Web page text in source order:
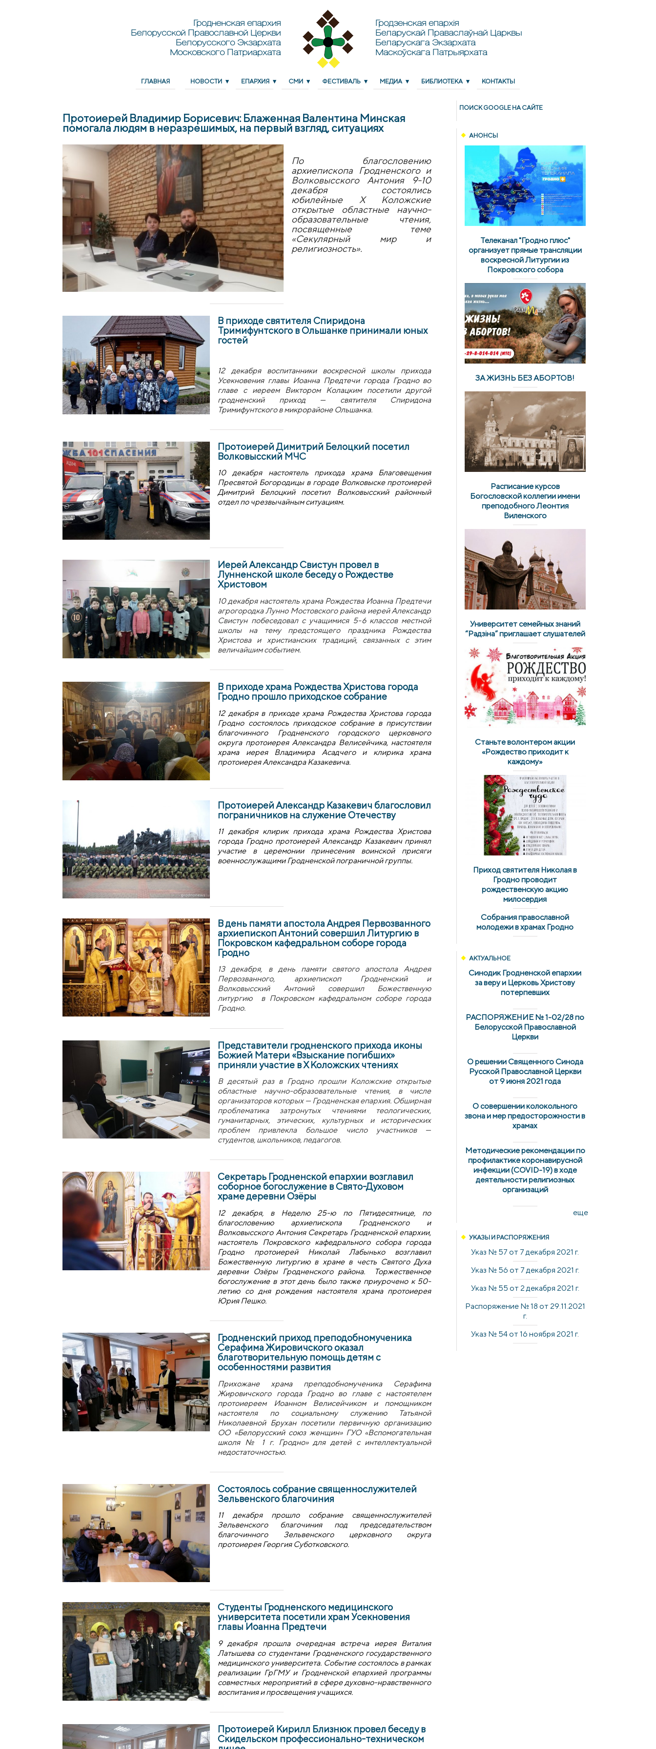
Гродненская епархия
Белорусской Православной Церкви
Белорусского Экзархата
Московского Патриархата
Гродзенская епархія
Беларускай Праваслаўнай Царквы
Беларускага Экзархата
Маскоўскага Патрыярхата
ГЛАВНАЯ НОВОСТИ ЕПАРХИЯ СМИ ФЕСТИВАЛЬ МЕДИА БИБЛИОТЕКА КОНТАКТЫ
Протоиерей Владимир Борисевич: Блаженная Валентина Минская
помогала людям в неразрешимых, на первый взгляд, ситуациях
По благословению
архиепископа Гродненского и
Волковысского Антония 9-10
декабря состоялись
юбилейные X Коложские
открытые областные научно-
образовательные чтения,
посвященные теме
«Секулярный мир и
религиозность».
В приходе святителя Спиридона
Тримифунтского в Ольшанке принимали юных
гостей
12 декабря воспитанники воскресной школы прихода
Усекновения главы Иоанна Предтечи города Гродно во
главе с иереем Виктором Колацким посетили другой
гродненский приход — святителя Спиридона
Тримифунтского в микрорайоне Ольшанка.
Протоиерей Димитрий Белоцкий посетил
Волковысский МЧС
10 декабря настоятель прихода храма Благовещения
Пресвятой Богородицы в городе Волковыске протоиерей
Димитрий Белоцкий посетил Волковысский районный
отдел по чрезвычайным ситуациям.
Иерей Александр Свистун провел в
Лунненской школе беседу о Рождестве
Христовом
10 декабря настоятель храма Рождества Иоанна Предтечи
агрогородка Лунно Мостовского района иерей Александр
Свистун побеседовал с учащимися 5-6 классов местной
школы на тему предстоящего праздника Рождества
Христова и христианских традиций, связанных с этим
величайшим событием.
В приходе храма Рождества Христова города
Гродно прошло приходское собрание
12 декабря в приходе храма Рождества Христова города
Гродно состоялось приходское собрание в присутствии
благочинного Гродненского городского церковного
округа протоиерея Александра Велисейчика, настоятеля
храма иерея Владимира Асадчего и клирика храма
протоиерея Александра Казакевича.
Протоиерей Александр Казакевич благословил
пограничников на служение Отечеству
11 декабря клирик прихода храма Рождества Христова
города Гродно протоиерей Александр Казакевич принял
участие в церемонии принесения воинской присяги
военнослужащими Гродненской пограничной группы.
В день памяти апостола Андрея Первозванного
архиепископ Антоний совершил Литургию в
Покровском кафедральном соборе города
Гродно
13 декабря, в день памяти святого апостола Андрея
Первозванного, архиепископ Гродненский и
Волковысский Антоний совершил Божественную
литургию в Покровском кафедральном соборе города
Гродно.
Представители гродненского прихода иконы
Божией Матери «Взыскание погибших»
приняли участие в Х Коложских чтениях
В десятый раз в Гродно прошли Коложские открытые
областные научно-образовательные чтения, в числе
организаторов которых — Гродненская епархия. Обширная
проблематика затронутых чтениями теологических,
гуманитарных, этических, культурных и исторических
проблем привлекла большое число участников —
студентов, школьников, педагогов.
Секретарь Гродненской епархии возглавил
соборное богослужение в Свято-Духовом
храме деревни Озёры
12 декабря, в Неделю 25-ю по Пятидесятнице, по
благословению архиепископа Гродненского и
Волковысского Антония Секретарь Гродненской епархии,
настоятель Покровского кафедрального собора города
Гродно протоиерей Николай Лабынько возглавил
Божественную литургию в храме в честь Святого Духа
деревни Озёры Гродненского района. Торжественное
богослужение в этот день было также приурочено к 50-
летию со дня рождения настоятеля храма протоиерея
Юрия Пешко.
Гродненский приход преподобномученика
Серафима Жировичского оказал
благотворительную помощь детям с
особенностями развития
Прихожане храма преподобномученика​ Серафима
Жировичского города Гродно во главе с настоятелем
протоиереем Иоанном Велисейчиком и помощником
настоятеля по социальному служению Татьяной
Николаевной Брухан посетили первичную организацию
ОО «Белорусский союз женщин» ГУО​«Вспомогательная
школя № 1 г. Гродно» для детей с интеллектуальной
недостаточностью.
Состоялось собрание священнослужителей
Зельвенского благочиния
11 декабря прошло собрание священнослужителей
Зельвенского благочиния под председательством
благочинного Зельвенского церковного округа
протоиерея Георгия Суботковского.
Студенты Гродненского медицинского
университета посетили храм Усекновения
главы Иоанна Предтечи
9 декабря прошла очередная встреча иерея Виталия
Латышева со студентами Гродненского государственного
медицинского университета. Событие состоялось в рамках
реализации ГрГМУ и Гродненской епархией программы
совместных мероприятий в сфере духовно-нравственного
воспитания и просвещения учащихся.
Протоиерей Кирилл Близнюк провел беседу в
Скидельском профессионально-техническом
ПОИСК GOОGLE НА САЙТЕ
АНОНСЫ
Телеканал "Гродно плюс"
организует прямые трансляции
воскресной Литургии из
Покровского собора
ЗА ЖИЗНЬ БЕЗ АБОРТОВ!
Расписание курсов
Богословской коллегии имени
преподобного Леонтия
Виленского
Университет семейных знаний
“Радзіна” приглашает слушателей
Станьте волонтером акции
«Рождество приходит к
каждому»
Приход святителя Николая в
Гродно проводит
рождественскую акцию
милосердия
Собрания православной
молодежи в храмах Гродно
АКТУАЛЬНОЕ
Синодик Гродненской епархии
за веру и Церковь Христову
потерпевших
РАСПОРЯЖЕНИЕ № 1-02/28 по
Белорусской Православной
Церкви
О решении Священного Синода
Русской Православной Церкви
от 9 июня 2021 года
О совершении колокольного
звона и мер предосторожности в
храмах
Методические рекомендации по
профилактике коронавирусной
инфекции (COVID-19) в ходе
деятельности религиозных
организаций
еще
УКАЗЫ И РАСПОРЯЖЕНИЯ
Указ № 57 от 7 декабря 2021 г.
Указ № 56 от 7 декабря 2021 г.
Указ № 55 от 2 декабря 2021 г.
Распоряжение № 18 от 29.11.2021
г.
Указ № 54 от 16 ноября 2021 г.